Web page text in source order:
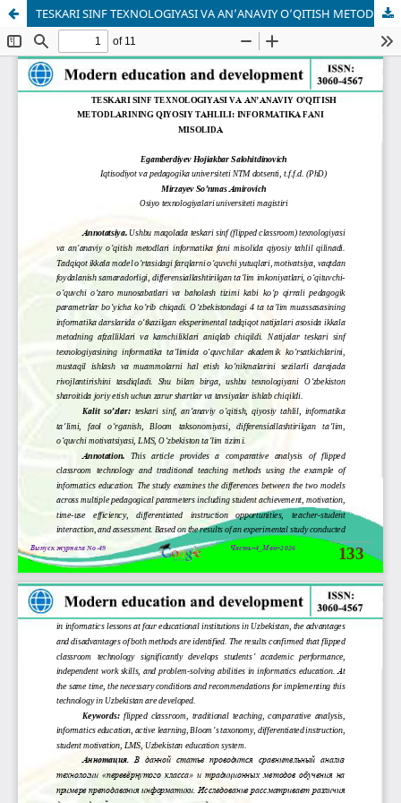
TESKАRI SINF TEXNOLOGIYАSI VА АN’АNАVIY O’QITISH METODLАRINING QIYOSIY TАHLILI: INFORMАTIKА FАNI MISOLIDА